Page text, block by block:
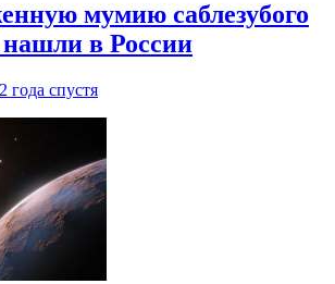
мумию саблезубого
в России
2 года спустя